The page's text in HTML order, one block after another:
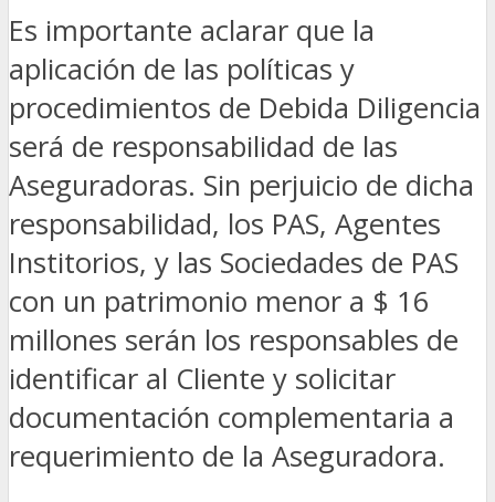
Es importante aclarar que la
aplicación de las políticas y
procedimientos de Debida Diligencia
será de responsabilidad de las
Aseguradoras. Sin perjuicio de dicha
responsabilidad, los PAS, Agentes
Institorios, y las Sociedades de PAS
con un patrimonio menor a $ 16
millones serán los responsables de
identificar al Cliente y solicitar
documentación complementaria a
requerimiento de la Aseguradora.